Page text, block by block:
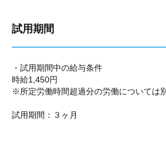
試用期間
・試用期間中の給与条件
時給1,450円
※所定労働時間超過分の労働については
試用期間：３ヶ月